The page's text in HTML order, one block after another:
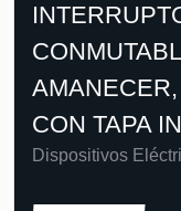
CON TAPA
Dispositivos